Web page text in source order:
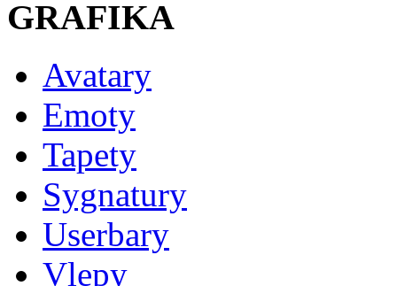
GRAFIKA
Avatary
Emoty
Tapety
Sygnatury
Userbary
Vlepy